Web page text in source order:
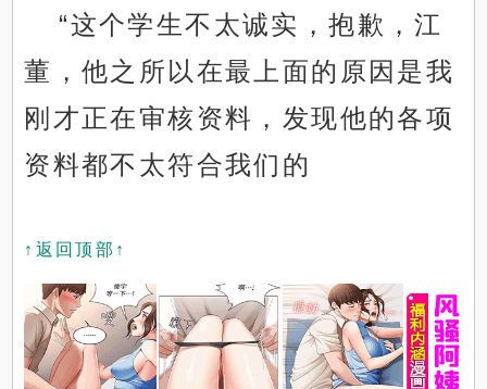
“这个学生不太诚实，抱歉，江
董，他之所以在最上面的原因是我
刚才正在审核资料，发现他的各项
资料都不太符合我们的
↑返回顶部↑